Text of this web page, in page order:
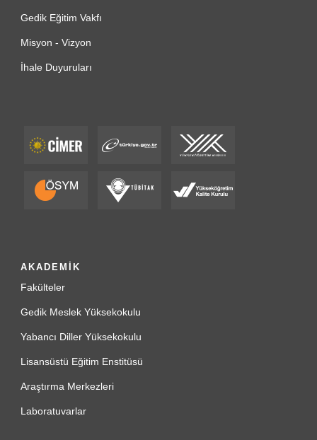
Gedik Eğitim Vakfı
Misyon - Vizyon
İhale Duyuruları
AKADEMİK
Fakülteler
Gedik Meslek Yüksekokulu
Yabancı Diller Yüksekokulu
Lisansüstü Eğitim Enstitüsü
Araştırma Merkezleri
Laboratuvarlar